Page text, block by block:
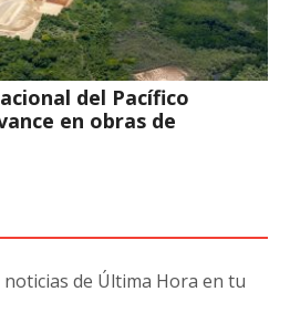
del Pacífico
en obras de
de Última Hora en tu